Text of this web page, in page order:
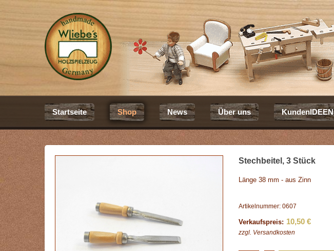
Startseite Shop News Über uns KundenIDEEN
Stechbeitel, 3 Stück
Länge 38 mm - aus Zinn
Artikelnummer: 0607
Verkaufspreis: 10,50 €
zzgl. Versandkosten